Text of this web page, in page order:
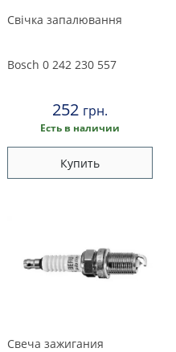
Свічка запалювання
Bosch 0 242 230 557
252 грн.
Есть в наличии
Купить
Свеча зажигания